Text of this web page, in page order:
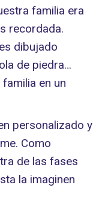
familia era
recordada.
dibujado
de piedra…
en un
personalizado y
Como
de las fases
la imaginen